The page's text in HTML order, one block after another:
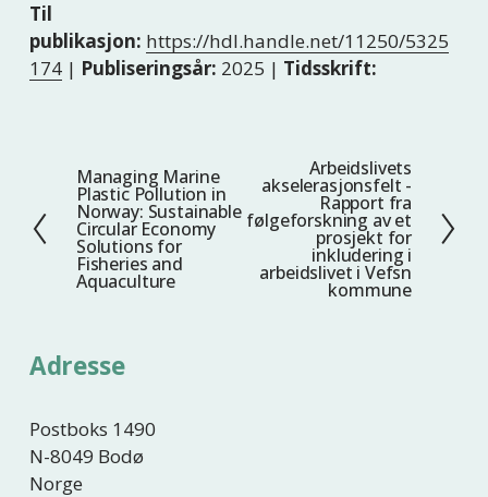
Til
publikasjon: https://hdl.handle.net/11250/5325
174| Publiseringsår: 2025 | Tidsskrift:
F
o
r
r
i
Managing Marine
Plastic Pollution in
Norway: Sustainable
Circular Economy
Solutions for
Fisheries and
Aquaculture
s
Arbeidslivets
akselerasjonsfelt -
Rapport fra
følgeforskning av et
prosjekt for
inkludering i
arbeidslivet i Vefsn
kommune
Adresse
Postboks 1490
N-8049 Bodø
Norge